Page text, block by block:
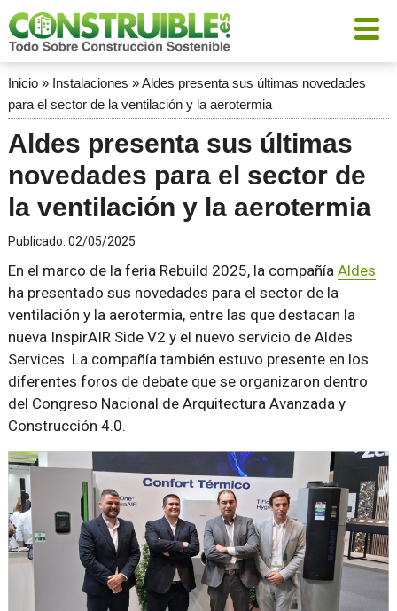
Inicio» Instalaciones »Aldes presenta sus últimas novedades
para el sector de la ventilación y la aerotermia
Aldes presenta sus últimas
novedades para el sector de
la ventilación y la aerotermia
Publicado: 02/05/2025
En el marco de la feria Rebuild 2025, la compañía Aldes
ha presentado sus novedades para el sector de la
ventilación y la aerotermia, entre las que destacan la
nueva InspirAIR Side V2 y el nuevo servicio de Aldes
Services. La compañía también estuvo presente en los
diferentes foros de debate que se organizaron dentro
del Congreso Nacional de Arquitectura Avanzada y
Construcción 4.0.